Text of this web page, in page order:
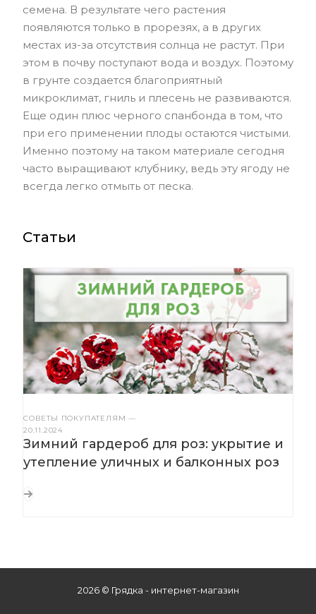
семена. В результате чего растения
появляются только в прорезях, а в других
местах из-за отсутствия солнца не растут. При
этом в почву поступают вода и воздух. Поэтому
в грунте создается благоприятный
микроклимат, гниль и плесень не развиваются.
Еще один плюс черного спанбонда в том, что
при его применении плоды остаются чистыми.
Именно поэтому на таком материале сегодня
часто выращивают клубнику, ведь эту ягоду не
всегда легко отмыть от песка.
Статьи
СОВЕТЫ ПОКУПАТЕЛЯМ—
20.11.2024
Зимний гардероб для роз: укрытие и
утепление уличных и балконных роз
2026 © Грядка - интернет-магазин